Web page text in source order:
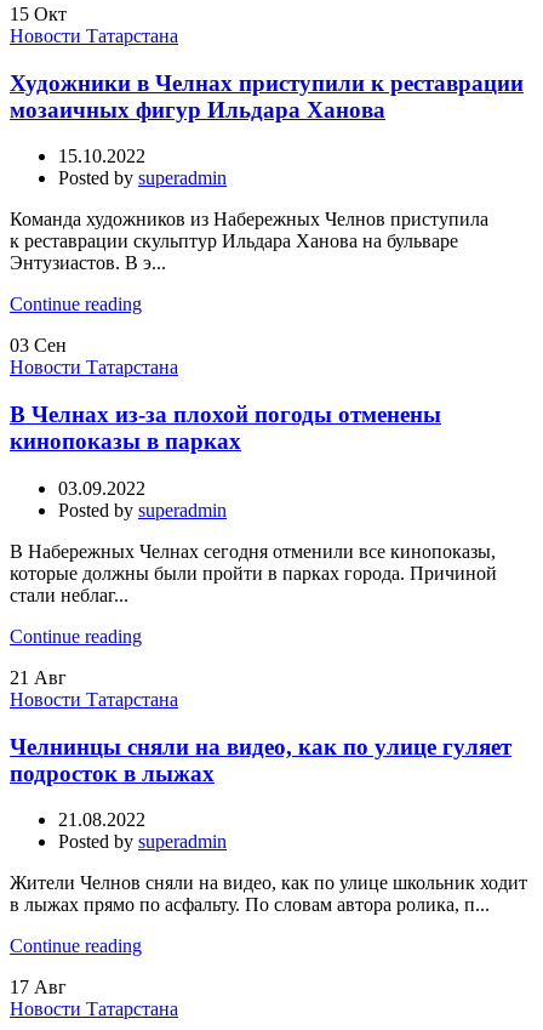
15 Окт
Новости Татарстана
Художники в Челнах приступили к реставрации
мозаичных фигур Ильдара Ханова
15.10.2022
Posted by superadmin
Команда художников из Набережных Челнов приступила
к реставрации скульптур Ильдара Ханова на бульваре
Энтузиастов. В э...
Continue reading
03 Сен
Новости Татарстана
В Челнах из-за плохой погоды отменены
кинопоказы в парках
03.09.2022
Posted by superadmin
В Набережных Челнах сегодня отменили все кинопоказы,
которые должны были пройти в парках города. Причиной
стали неблаг...
Continue reading
21 Авг
Новости Татарстана
Челнинцы сняли на видео, как по улице гуляет
подросток в лыжах
21.08.2022
Posted by superadmin
Жители Челнов сняли на видео, как по улице школьник ходит
в лыжах прямо по асфальту. По словам автора ролика, п...
Continue reading
17 Авг
Новости Татарстана